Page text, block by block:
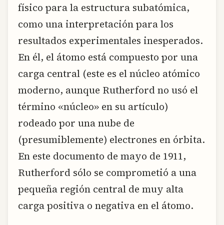
físico para la estructura subatómica,
como una interpretación para los
resultados experimentales inesperados.
En él, el átomo está compuesto por una
carga central (este es el núcleo atómico
moderno, aunque Rutherford no usó el
término «núcleo» en su artículo)
rodeado por una nube de
(presumiblemente) electrones en órbita.
En este documento de mayo de 1911,
Rutherford sólo se comprometió a una
pequeña región central de muy alta
carga positiva o negativa en el átomo.